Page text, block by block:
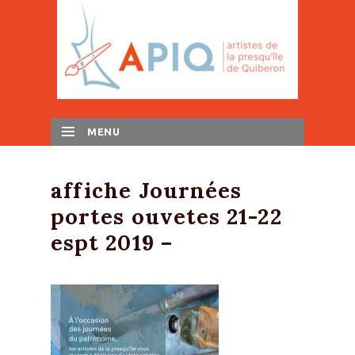
MENU
affiche Journées
portes ouvetes 21-22
espt 2019 –